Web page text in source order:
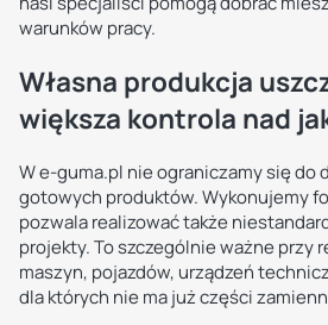
warunków pracy.
Własna produkcja
większa kontrola nad
W e-guma.pl nie ograniczamy się do
gotowych produktów. Wykonujemy
pozwala realizować także
projekty. To szczególnie ważne przy
maszyn, pojazdów, urządzeń
dla których nie ma już części